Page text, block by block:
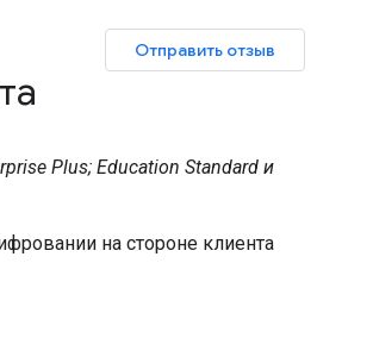
Отправить отзыв
Plus; Education Standard и
на стороне клиента